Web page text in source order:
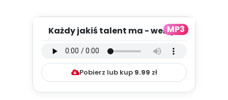
MP3
Każdy jakiś talent ma - wersja
Pobierz lub kup 9.99 zł